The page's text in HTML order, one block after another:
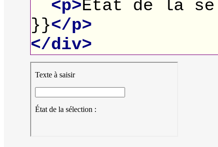
<p>État de la
}}</p>
</div>